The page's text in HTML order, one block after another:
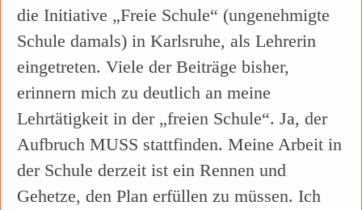
die Initiative „Freie Schule“ (ungenehmigte
Schule damals) in Karlsruhe, als Lehrerin
eingetreten. Viele der Beiträge bisher,
erinnern mich zu deutlich an meine
Lehrtätigkeit in der „freien Schule“. Ja, der
Aufbruch MUSS stattfinden. Meine Arbeit in
der Schule derzeit ist ein Rennen und
Gehetze, den Plan erfüllen zu müssen. Ich